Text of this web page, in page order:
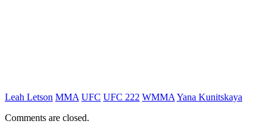
Leah Letson MMA UFC UFC 222 WMMA Yana Kunitskaya
Comments are closed.